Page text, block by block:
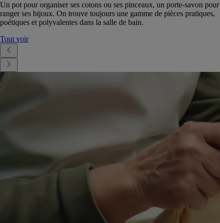
Un pot pour organiser ses cotons ou ses pinceaux, un porte-savon pour
ranger ses bijoux. On trouve toujours une gamme de pièces pratiques,
poétiques et polyvalentes dans la salle de bain.
Tout voir